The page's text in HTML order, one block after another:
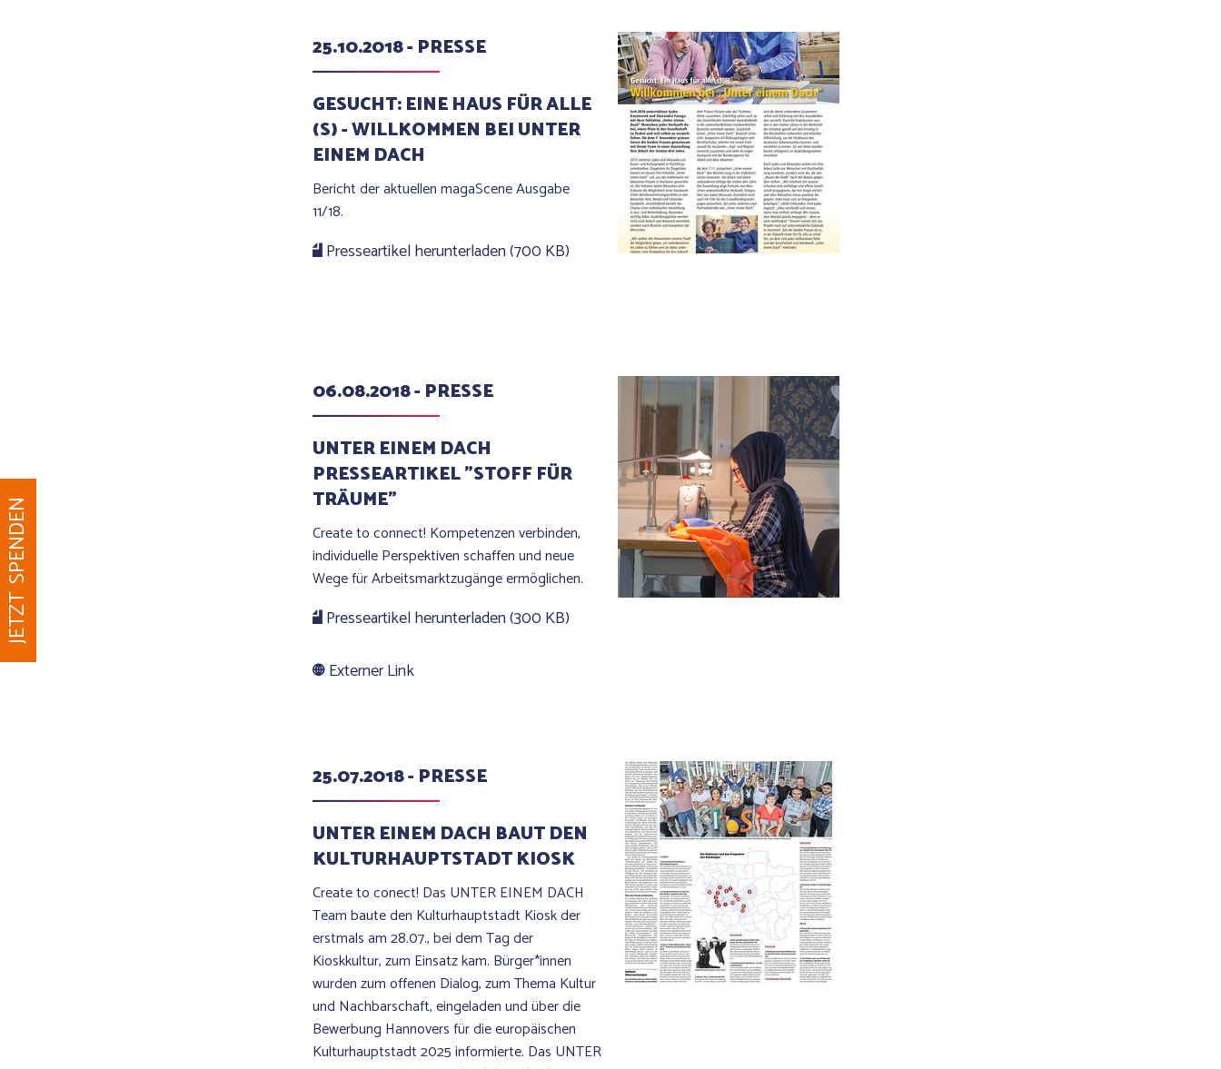
25.10.2018 - PRESSE
GESUCHT: EINE HAUS FÜR ALLE
(S) - WILLKOMMEN BEI UNTER
EINEM DACH
Bericht der aktuellen magaScene Ausgabe
11/18.
Presseartikel herunterladen (700 KB)
06.08.2018 - PRESSE
UNTER EINEM DACH
PRESSEARTIKEL "STOFF FÜR
TRÄUME"
Create to connect! Kompetenzen verbinden,
individuelle Perspektiven schaffen und neue
Wege für Arbeitsmarktzugänge ermöglichen.
Presseartikel herunterladen (300 KB)
Externer Link
25.07.2018 - PRESSE
UNTER EINEM DACH BAUT DEN
KULTURHAUPTSTADT KIOSK
Create to conect! Das UNTER EINEM DACH
Team baute den Kulturhauptstadt Kiosk der
erstmals am 28.07., bei dem Tag der
Kioskkultur, zum Einsatz kam. Bürger*innen
wurden zum offenen Dialog, zum Thema Kultur
und Nachbarschaft, eingeladen und über die
Bewerbung Hannovers für die europäischen
Kulturhauptstadt 2025 informierte. Das UNTER
JETZT SPENDEN